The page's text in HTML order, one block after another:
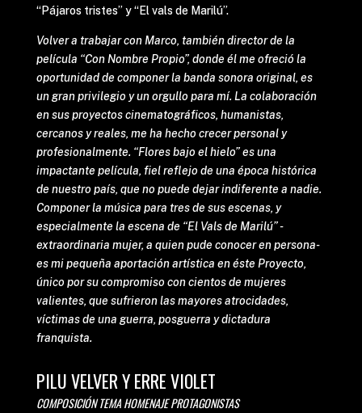
“Pájaros tristes” y “El vals de Marilú”.
Volver a trabajar con Marco, también director de la
película “Con Nombre Propio”, donde él me ofreció la
oportunidad de componer la banda sonora original, es
un gran privilegio y un orgullo para mí. La colaboración
en sus proyectos cinematográficos, humanistas,
cercanos y reales, me ha hecho crecer personal y
profesionalmente. “Flores bajo el hielo” es una
impactante película, fiel reflejo de una época histórica
de nuestro país, que no puede dejar indiferente a nadie.
Componer la música para tres de sus escenas, y
especialmente la escena de “El Vals de Marilú” -
extraordinaria mujer, a quien pude conocer en persona-
es mi pequeña aportación artística en éste Proyecto,
único por su compromiso con cientos de mujeres
valientes, que sufrieron las mayores atrocidades,
víctimas de una guerra, posguerra y dictadura
franquista.
PILU VELVER Y ERRE VIOLET
COMPOSICIÓN TEMA HOMENAJE PROTAGONISTAS